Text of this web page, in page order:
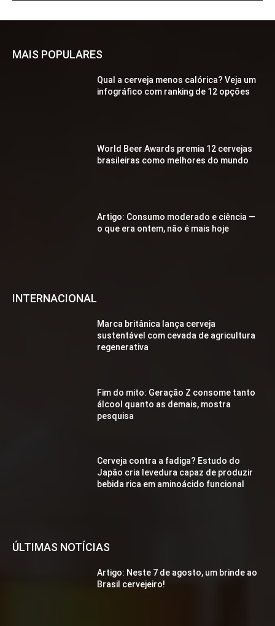
MAIS POPULARES
Qual a cerveja menos calórica? Veja um
infográfico com ranking de 12 opções
World Beer Awards premia 12 cervejas
brasileiras como melhores do mundo
Artigo: Consumo moderado e ciência —
o que era ontem, não é mais hoje
INTERNACIONAL
Marca britânica lança cerveja
sustentável com cevada de agricultura
regenerativa
Fim do mito: Geração Z consome tanto
álcool quanto as demais, mostra
pesquisa
Cerveja contra a fadiga? Estudo do
Japão cria levedura capaz de produzir
bebida rica em aminoácido funcional
ÚLTIMAS NOTÍCIAS
Artigo: Neste 7 de agosto, um brinde ao
Brasil cervejeiro!